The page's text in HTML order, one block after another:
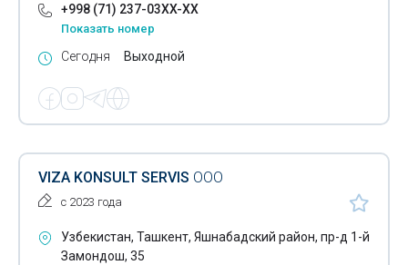
+998 (71) 237-03XX-XX
Показать номер
Сегодня Выходной
VIZA KONSULT SERVIS ООО
с 2023 года
Узбекистан, Ташкент, Яшнабадский район, пр-д 1-й
Замондош, 35